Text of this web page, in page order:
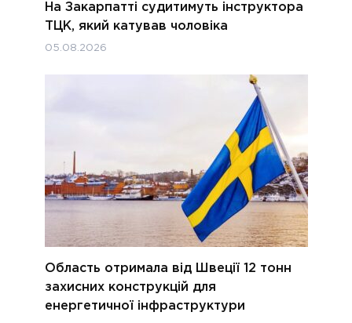
На Закарпатті судитимуть інструктора
ТЦК, який катував чоловіка
05.08.2026
Область отримала від Швеції 12 тонн
захисних конструкцій для
енергетичної інфраструктури